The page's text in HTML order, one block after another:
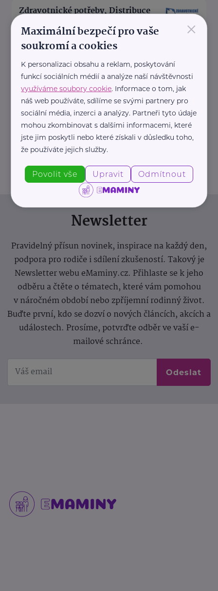
Zdravotnické potřeby, Distribuce
Palackého 187 Turnov
Společnost Distribuce PZT, s.r.o.
, působící na českém trhu v
oblasti zdravotnických potřeb již
od roku ...
https://www.zdravotnicke-
potreby.cz/
+420 777 151 911
info@zdravotnicke-potreby.cz
Newsletter
Pravidelný přísun novinek, inspirace na každý den,
podpora pro rodiče i sdílení zkušeností. Takový je
Newsletter webu eMaminy.cz. Přihlaste se k jeho
odběru a čtěte o tématech, které vám pomohou
v náročném období nebo zpříjemní rodinný život.
Buďte první, kdo se dozví o nových článcích, akcích a
událostech. Prosíme, potvrďte odběr ve vaší e-
mailové schránce.
Odeslat
×
Maximální bezpečí pro vaše
soukromí a cookies
K personalizaci obsahu a reklam, poskytování
funkcí sociálních médií a analýze naší návštěvnosti
využíváme soubory cookie. Informace o tom, jak
náš web používáte, sdílíme se svými partnery pro
sociální média, inzerci a analýzy. Partneři tyto údaje
mohou zkombinovat s dalšími informacemi, které
jste jim poskytli nebo které získali v důsledku toho,
že používáte jejich služby.
Povolit vše Upravit Odmítnout